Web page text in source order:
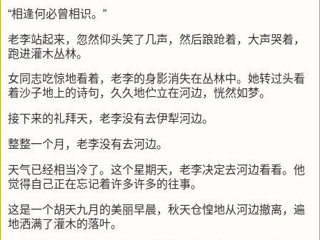
“相逢何必曾相识。”
老李站起来，忽然仰头笑了几声，然后踉跄着，大声哭着，
跑进灌木丛林。
女同志吃惊地看着，老李的身影消失在丛林中。她转过头看
着沙子地上的诗句，久久地伫立在河边，恍然如梦。
接下来的礼拜天，老李没有去伊犁河边。
整整一个月，老李没有去河边。
天气已经相当冷了。这个星期天，老李决定去河边看看。他
觉得自己正在忘记着许多许多的往事。
这是一个胡天九月的美丽早晨，秋天仓惶地从河边撤离，遍
地洒满了灌木的落叶。